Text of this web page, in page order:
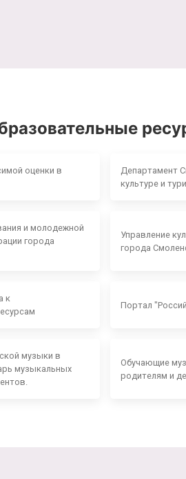
оценки в
Департамент
культуре и
и молодежной
города
Управление
города
к
Портал
музыки в
музыкальных
Обучающие
родителям и